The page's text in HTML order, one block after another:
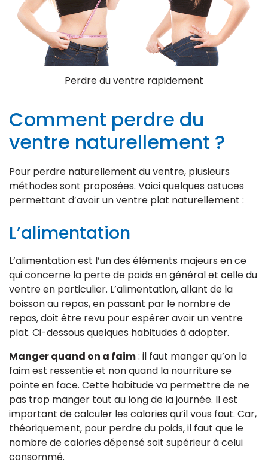
Perdre du ventre rapidement
Comment perdre du
ventre naturellement ?
Pour perdre naturellement du ventre, plusieurs
méthodes sont proposées. Voici quelques astuces
permettant d’avoir un ventre plat naturellement :
L’alimentation
L’alimentation est l’un des éléments majeurs en ce
qui concerne la perte de poids en général et celle du
ventre en particulier. L’alimentation, allant de la
boisson au repas, en passant par le nombre de
repas, doit être revu pour espérer avoir un ventre
plat. Ci-dessous quelques habitudes à adopter.
Manger quand on a faim: il faut manger qu’on la
faim est ressentie et non quand la nourriture se
pointe en face. Cette habitude va permettre de ne
pas trop manger tout au long de la journée. Il est
important de calculer les calories qu’il vous faut. Car,
théoriquement, pour perdre du poids, il faut que le
nombre de calories dépensé soit supérieur à celui
consommé.